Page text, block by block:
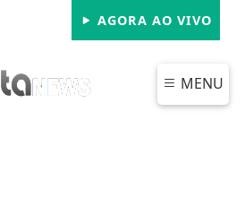
AGORA AO VIVO
MENU